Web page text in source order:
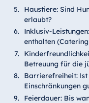
Haustiere: Sind
erlaubt?
Inklusiv-
enthalten
Betreuung für die
Barrierefreiheit:
Einschränkungen
Feierdauer: Bis